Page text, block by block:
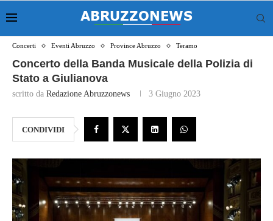
Concerti Eventi Abruzzo Province Abruzzo Teramo
Concerto della Banda Musicale della Polizia di
Stato a Giulianova
scritto da Redazione Abruzzonews 3 Giugno 2023
CONDIVIDI